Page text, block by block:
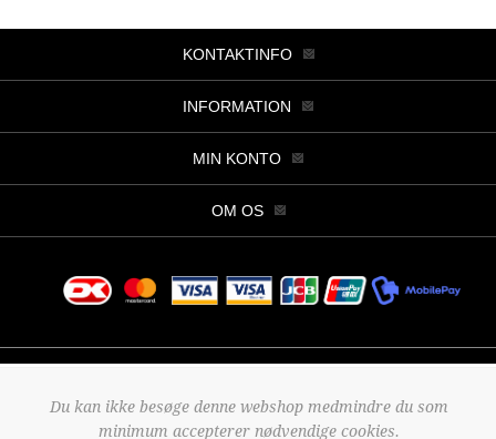
KONTAKTINFO
INFORMATION
MIN KONTO
OM OS
Powered bynopCommerce
Du kan ikke besøge denne webshop medmindre du som
minimum accepterer nødvendige cookies.